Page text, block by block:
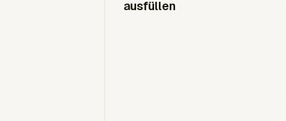
ausfüllen